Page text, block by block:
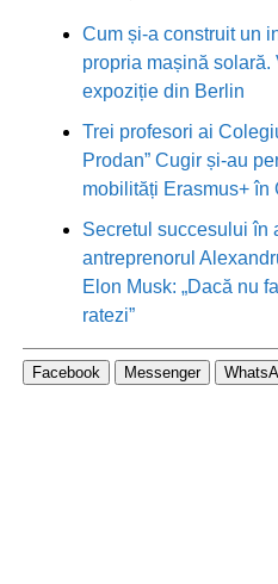
Cum și-a construit un
propria mașină
expoziție din Berlin
Trei profesori ai
Prodan” Cugir și-au
mobilități Erasmus+ în
Secretul succesului în
antreprenorul
Elon Musk: „Dacă nu
ratezi”
Facebook Messenger